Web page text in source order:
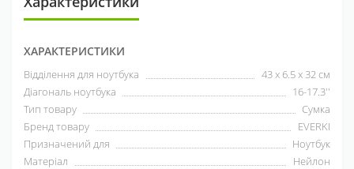
ХАРАКТЕРИСТИКИ
Відділення для ноутбука
43 x 6.5 x 32 см
Діагональ ноутбука
16-17.3''
Тип товару
Сумка
Бренд товару
EVERKI
Призначений для
Ноутбук
Матеріал
Нейлон